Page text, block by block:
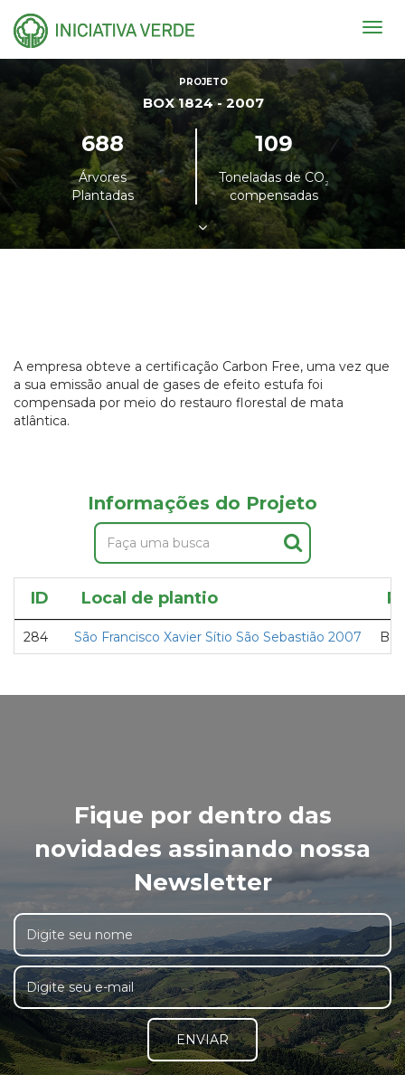
PROJETO
BOX 1824 - 2007
688
Árvores
Plantadas
109
Toneladas de CO²
compensadas
A empresa obteve a certificação Carbon Free, uma vez que
a sua emissão anual de gases de efeito estufa foi
compensada por meio do restauro florestal de mata
atlântica.
Informações do Projeto
ID Local de plantio
284 São Francisco Xavier Sítio São Sebastião 2007
Fique por dentro das
novidades assinando nossa
Newsletter
ENVIAR